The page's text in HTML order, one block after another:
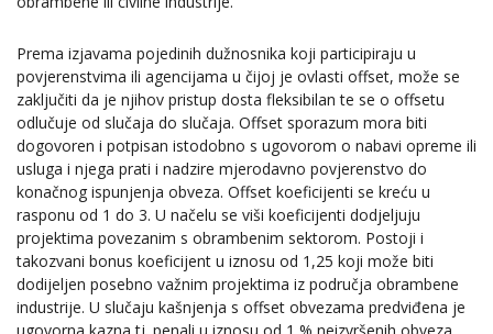
Prema izjavama pojedinih dužnosnika koji participiraju u
povjerenstvima ili agencijama u čijoj je ovlasti offset, može se
zaključiti da je njihov pristup dosta fleksibilan te se o offsetu
odlučuje od slučaja do slučaja. Offset sporazum mora biti
dogovoren i potpisan istodobno s ugovorom o nabavi opreme ili
usluga i njega prati i nadzire mjerodavno povjerenstvo do
konačnog ispunjenja obveza. Offset koeficijenti se kreću u
rasponu od 1 do 3. U načelu se viši koeficijenti dodjeljuju
projektima povezanim s obrambenim sektorom. Postoji i
takozvani bonus koeficijent u iznosu od 1,25 koji može biti
dodijeljen posebno važnim projektima iz područja obrambene
industrije. U slučaju kašnjenja s offset obvezama predviđena je